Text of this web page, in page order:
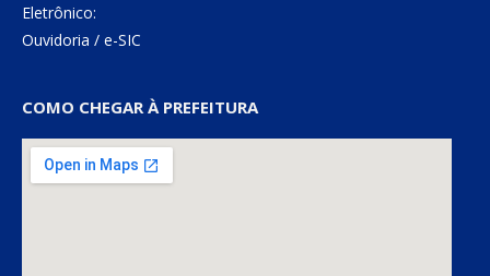
Eletrônico:
Ouvidoria / e-SIC
COMO CHEGAR À PREFEITURA